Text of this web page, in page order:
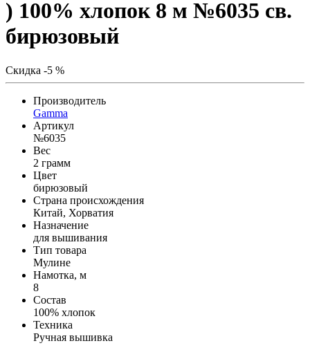
) 100% хлопок 8 м №6035 св.
бирюзовый
Скидка -5 %
Производитель
Gamma
Артикул
№6035
Вес
2 грамм
Цвет
бирюзовый
Страна происхождения
Китай, Хорватия
Назначение
для вышивания
Тип товара
Мулине
Намотка, м
8
Состав
100% хлопок
Техника
Ручная вышивка